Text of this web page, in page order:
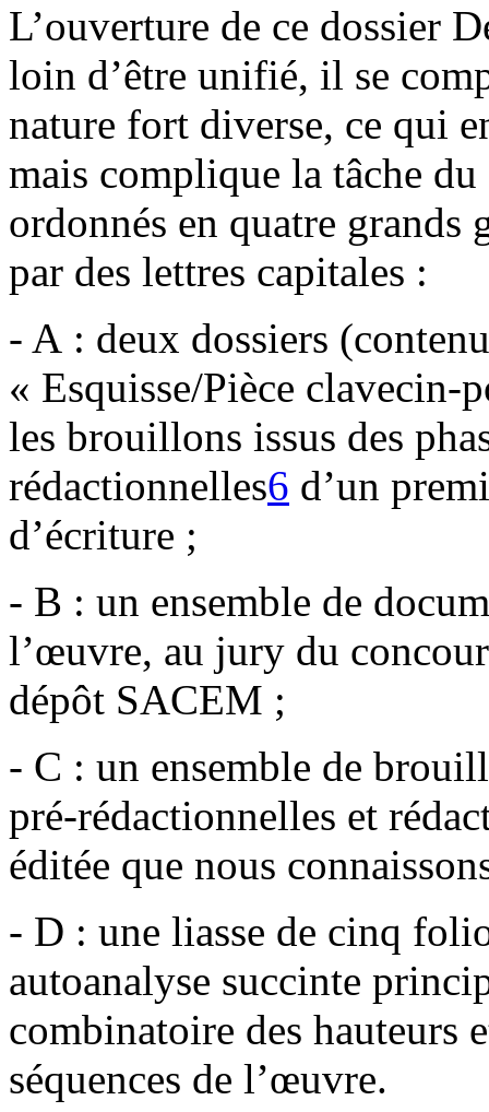
L’ouverture de ce dossier
loin d’être unifié, il se
nature fort diverse, ce qui
mais complique la tâche
ordonnés en quatre grands
par des lettres capitales :
- A : deux dossiers
« Esquisse/Pièce
les brouillons issus des
rédactionnelles6 d’un
d’écriture ;
- B : un ensemble de
l’œuvre, au jury du
dépôt SACEM ;
- C : un ensemble de
pré-rédactionnelles et
éditée que nous
- D : une liasse de cinq
autoanalyse succinte
combinatoire des hauteurs
séquences de l’œuvre.